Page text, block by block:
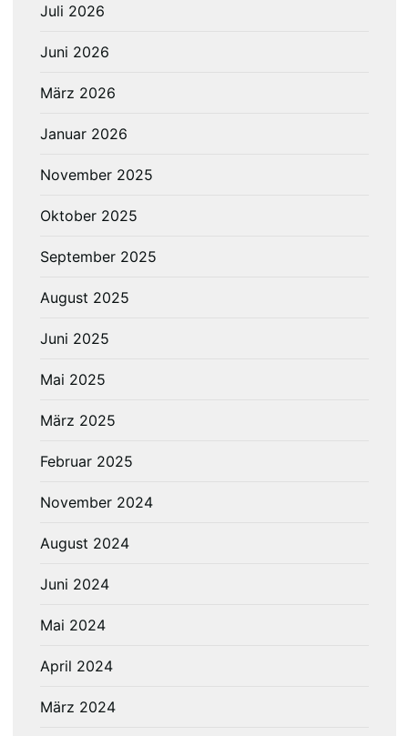
Juli 2026
Juni 2026
März 2026
Januar 2026
November 2025
Oktober 2025
September 2025
August 2025
Juni 2025
Mai 2025
März 2025
Februar 2025
November 2024
August 2024
Juni 2024
Mai 2024
April 2024
März 2024